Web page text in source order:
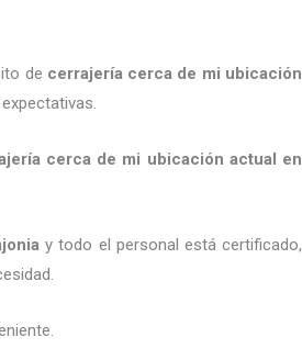
de cerrajería cerca de mi ubicación
cerca de mi ubicación actual en
y todo el personal está certificado,